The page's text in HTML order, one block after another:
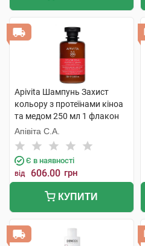
Apivita Шампунь Захист
кольору з протеїнами кіноа
та медом 250 мл 1 флакон
Апівіта С.А.
Є в наявності
від 606.00 грн
КУПИТИ